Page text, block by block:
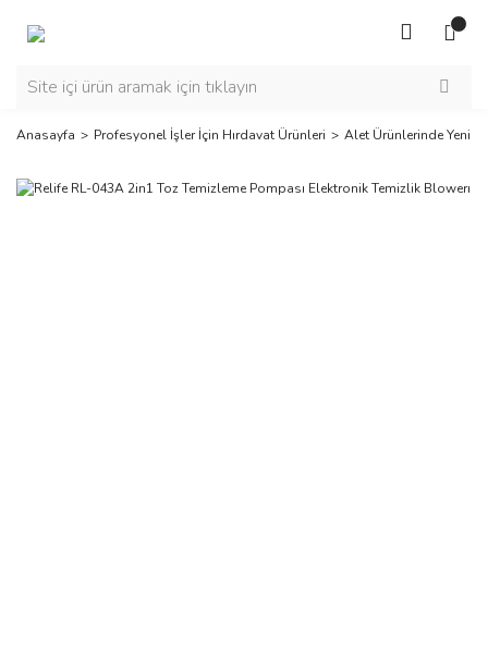
Anasayfa Profesyonel İşler İçin Hırdavat Ürünleri Alet Ürünlerinde Yeni